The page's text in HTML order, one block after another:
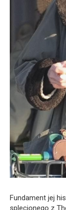
Fundament jej
splecionego z